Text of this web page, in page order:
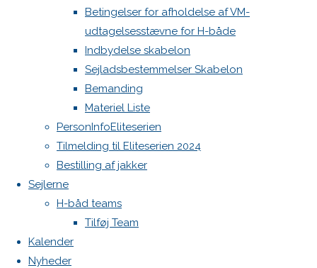
Betingelser for afholdelse af VM-
udtagelsesstævne for H-både
Indbydelse skabelon
Sejladsbestemmelser Skabelon
Bemanding
Materiel Liste
PersonInfoEliteserien
Tilmelding til Eliteserien 2024
Bestilling af jakker
Sejlerne
H-båd teams
Tilføj Team
Kalender
Nyheder
Skriv
et
svar
Din e-
mailadresse
vil ikke
blive
publiceret.